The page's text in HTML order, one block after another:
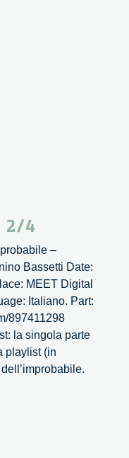
2/4
–
Bassetti Date:
MEET Digital
Italiano. Part:
897411298
la singola parte
playlist (in